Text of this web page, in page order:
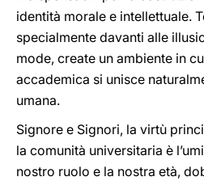
identità morale e intellettuale.
specialmente davanti alle
mode, create un ambiente in
accademica si unisce
umana.
Signore e Signori, la virtù
la comunità universitaria è
nostro ruolo e la nostra età,